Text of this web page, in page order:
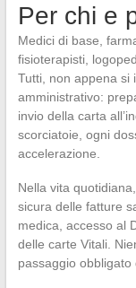
Per chi e
Medici di base,
fisioterapisti,
Tutti, non appena si
amministrativo:
invio della carta
scorciatoie, ogni
accelerazione.
Nella vita
sicura delle fatture
medica, accesso al
delle carte Vitali.
passaggio obbligato